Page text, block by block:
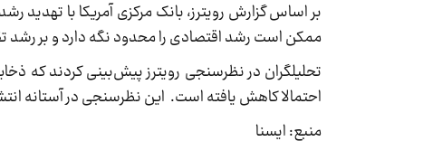
بر اساس گزارش رویترز، بانک مرکزی آمریکا با
ممکن است رشد اقتصادی را محدود نگه دارد و بر رشد
تحلیلگران در نظرسنجی رویترز پیش‌بینی کردند که
احتمالا کاهش یافته است. این نظرسنجی در آستانه
منبع: ایسنا